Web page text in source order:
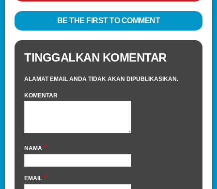
BE THE FIRST TO COMMENT
TINGGALKAN KOMENTAR
ALAMAT EMAIL ANDA TIDAK AKAN DIPUBLIKASIKAN.
KOMENTAR
NAMA *
EMAIL *